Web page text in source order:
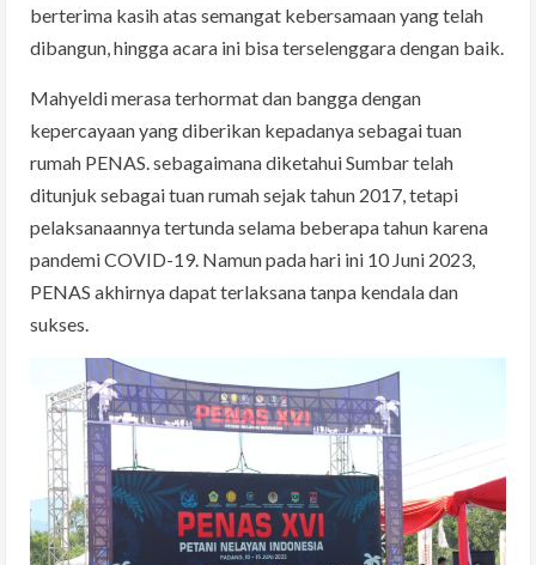
berterima kasih atas semangat kebersamaan yang telah
dibangun, hingga acara ini bisa terselenggara dengan baik.
Mahyeldi merasa terhormat dan bangga dengan
kepercayaan yang diberikan kepadanya sebagai tuan
rumah PENAS. sebagaimana diketahui Sumbar telah
ditunjuk sebagai tuan rumah sejak tahun 2017, tetapi
pelaksanaannya tertunda selama beberapa tahun karena
pandemi COVID-19. Namun pada hari ini 10 Juni 2023,
PENAS akhirnya dapat terlaksana tanpa kendala dan
sukses.